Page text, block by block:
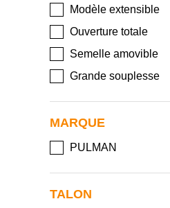
Modèle extensible
Ouverture totale
Semelle amovible
Grande souplesse
MARQUE
PULMAN
TALON